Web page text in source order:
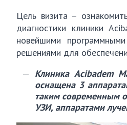
Цель визита –
диагностики клиники
новейшими
решениями для
Клиника Acibadem
оснащена 3
таким современным
УЗИ, аппаратами